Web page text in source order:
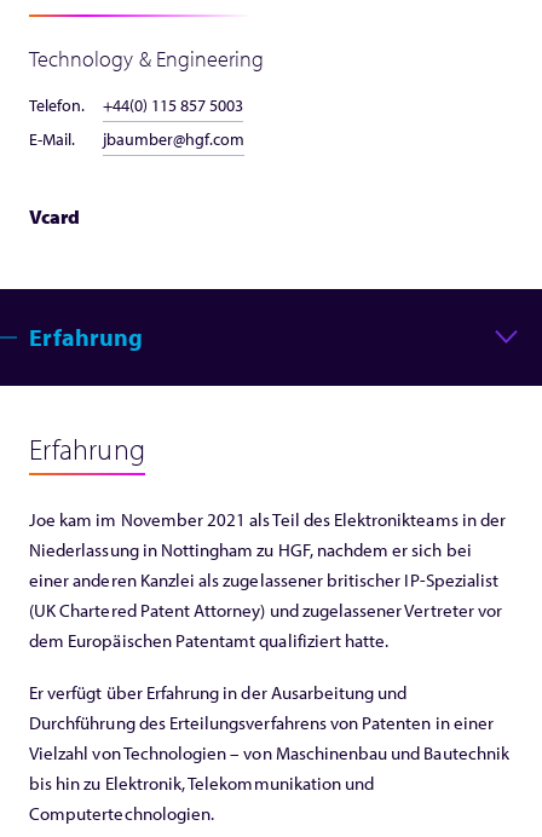
Technology & Engineering
Telefon.
+44(0) 115 857 5003
E-Mail.
jbaumber@hgf.com
Vcard
Erfahrung
Erfahrung
Joe kam im November 2021 als Teil des Elektronikteams in der
Niederlassung in Nottingham zu HGF, nachdem er sich bei
einer anderen Kanzlei als zugelassener britischer IP-Spezialist
(UK Chartered Patent Attorney) und zugelassener Vertreter vor
dem Europäischen Patentamt qualifiziert hatte.
Er verfügt über Erfahrung in der Ausarbeitung und
Durchführung des Erteilungsverfahrens von Patenten in einer
Vielzahl von Technologien – von Maschinenbau und Bautechnik
bis hin zu Elektronik, Telekommunikation und
Computertechnologien.